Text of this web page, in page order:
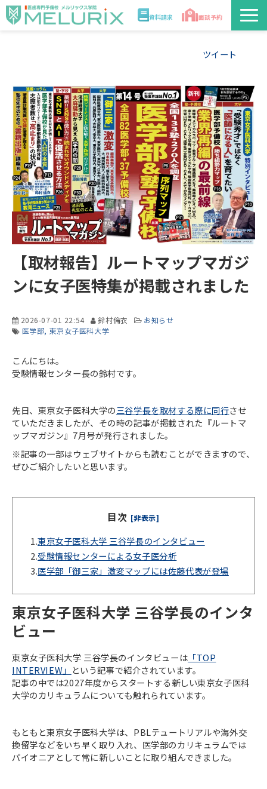
資料請求 面談予約
入学案内
合格実績・合格体験記
講師
医学部解答速報2026
ツイート
【取材報告】ルートマップマガジ
ンに女子医特集が掲載されました
2026-07-01 22:54 鈴村倫衣
お知らせ
医学部 東京女子医科大学
こんにちは。
受験情報センター長の鈴村です。
先日、東京女子医科大学の三谷学長を取材する際に同行させ
ていただきましたが、その時の記事が掲載された『ルートマ
ップマガジン』7月号が発行されました。
※記事の一部はウェブサイトからも読むことができますので、
ぜひご紹介したいと思います。
目次 [非表示]
1.東京女子医科大学 三谷学長のインタビュー
2.受験情報センターによる女子医分析
3.医学部「御三家」激変マップには佐藤代表が登場
東京女子医科大学 三谷学長のインタ
ビュー
東京女子医科大学 三谷学長のインタビューは 「TOP
INTERVIEW」
という記事で紹介されています。
記事の中では2027年度からスタートする新しい東京女子医科
大学のカリキュラムについても触れられています。
もともと東京女子医科大学は、PBLテュートリアルや海外交
換留学などをいち早く取り入れ、医学部のカリキュラムでは
パイオニアとして常に新しいことに取り組んできました。